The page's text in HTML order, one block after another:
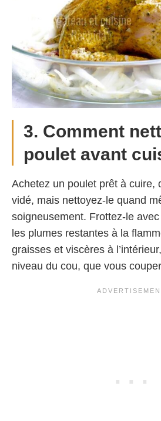
3. Comment
poulet avant
Achetez un poulet prêt à cuire,
vidé, mais nettoyez-le quand
soigneusement. Frottez-le
les plumes restantes à la
graisses et viscères à
niveau du cou, que vous